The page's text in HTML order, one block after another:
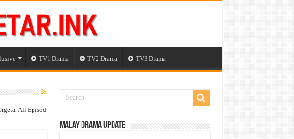
TV1 Drama TV2 Drama TV3 Drama
All Episod
Malay Drama Update